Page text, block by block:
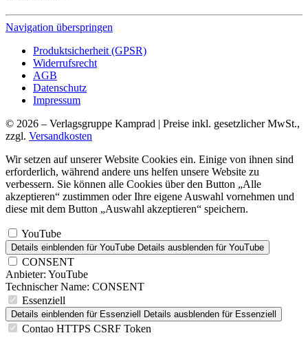
Navigation überspringen
Produktsicherheit (GPSR)
Widerrufsrecht
AGB
Datenschutz
Impressum
© 2026 – Verlagsgruppe Kamprad | Preise inkl. gesetzlicher MwSt.,
zzgl. Versandkosten
Wir setzen auf unserer Website Cookies ein. Einige von ihnen sind
erforderlich, während andere uns helfen unsere Website zu
verbessern. Sie können alle Cookies über den Button „Alle
akzeptieren“ zustimmen oder Ihre eigene Auswahl vornehmen und
diese mit dem Button „Auswahl akzeptieren“ speichern.
YouTube
Details einblenden für YouTube Details ausblenden für YouTube
CONSENT
Anbieter: YouTube
Technischer Name: CONSENT
Essenziell
Details einblenden für Essenziell Details ausblenden für Essenziell
Contao HTTPS CSRF Token